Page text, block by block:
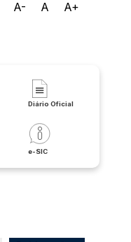
A- A A+
Diário Oficial
e-SIC